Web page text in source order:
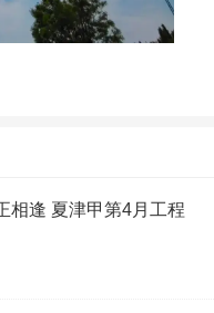
相逢 夏津甲第4月工程